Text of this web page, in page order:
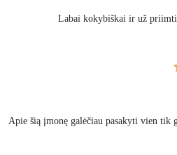
Labai kokybiškai ir už
Apie šią įmonę galėčiau pasakyti vien tik